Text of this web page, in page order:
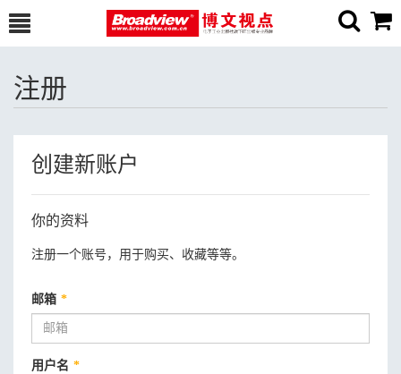
注册
创建新账户
你的资料
注册一个账号，用于购买、收藏等等。
邮箱 *
用户名 *